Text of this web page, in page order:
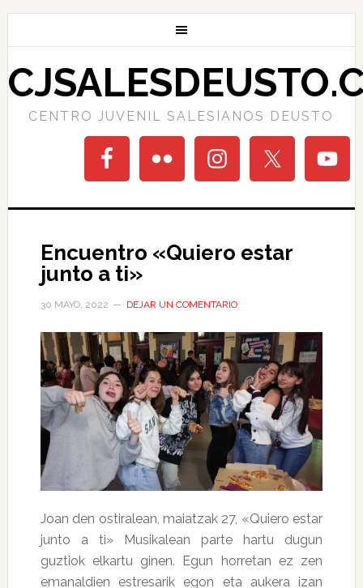
CENTRO JUVENIL SALESIANOS DEUSTO
Encuentro «Quiero estar
junto a ti»
30 MAYO, 2022 DEJAR UN COMENTARIO
Joan den ostiralean, maiatzak 27, «Quiero estar
junto a ti» Musikalean parte hartu dugun
guztiok elkartu ginen. Egun horretan ez zen
emanaldien estresarik egon eta aukera izan